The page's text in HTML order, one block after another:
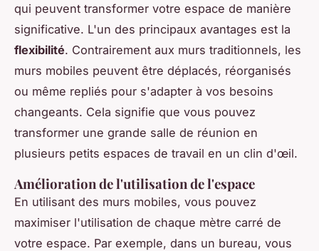
qui peuvent transformer votre espace de manière
significative. L'un des principaux avantages est la
flexibilité. Contrairement aux murs traditionnels, les
murs mobiles peuvent être déplacés, réorganisés
ou même repliés pour s'adapter à vos besoins
changeants. Cela signifie que vous pouvez
transformer une grande salle de réunion en
plusieurs petits espaces de travail en un clin d'œil.
Amélioration de l'utilisation de l'espace
En utilisant des murs mobiles, vous pouvez
maximiser l'utilisation de chaque mètre carré de
votre espace. Par exemple, dans un bureau, vous